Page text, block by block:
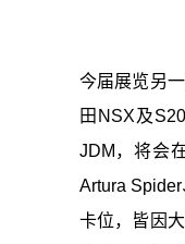
今届展览另
田NSX及
JDM，将会
Artura
卡位，皆因